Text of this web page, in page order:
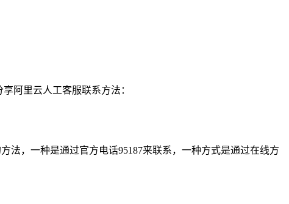
阿里云人工客服联系方法：
法，一种是通过官方电话95187来联系，一种方式是通过在线方